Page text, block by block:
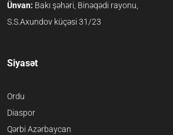
Ünvan: Bakı şəhəri, Binəqədi rayonu,
S.S.Axundov küçəsi 31/23
Siyasət
Ordu
Diaspor
Qərbi Azərbaycan